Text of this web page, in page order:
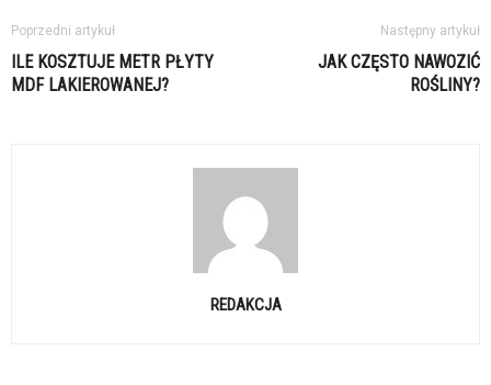
Poprzedni artykuł
ILE KOSZTUJE METR PŁYTY
MDF LAKIEROWANEJ?
Następny artykuł
JAK CZĘSTO NAWOZIĆ
ROŚLINY?
REDAKCJA